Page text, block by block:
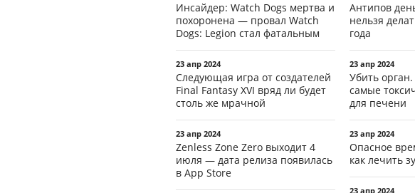
Инсайдер: Watch Dogs мертва и
похоронена — провал Watch
Dogs: Legion стал фатальным
23 апр 2024
Следующая игра от создателей
Final Fantasy XVI вряд ли будет
столь же мрачной
23 апр 2024
Zenless Zone Zero выходит 4
июля — дата релиза появилась
в App Store
Антипов
нельзя
года
23 апр 2024
Убить
самые
для печени
23 апр 2024
Опасное
как лечить
23 апр 2024